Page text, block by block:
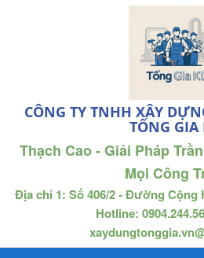
CÔNG TY TNHH XÂY
TỐNG GIA
Thạch Cao - Giải Pháp
Mọi Công
Địa chỉ 1: Số 406/2 - Đường Cộng
Hotline: